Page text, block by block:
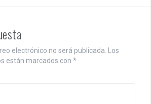
electrónico no será publicada. Los
están marcados con *